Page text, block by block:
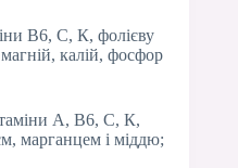
В6, С, К, фолієву
калій, фосфор
А, В6, С, К,
марганцем і міддю;